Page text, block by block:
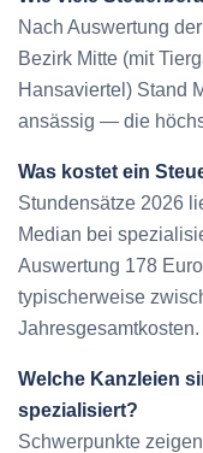
Nach Auswertung
Bezirk Mitte (mit
Hansaviertel) Stand
ansässig — die
Was kostet ein
Stundensätze 2026
Median bei
Auswertung 178
typischerweise
Jahresgesamtkosten.
Welche Kanzleien
spezialisiert?
Schwerpunkte